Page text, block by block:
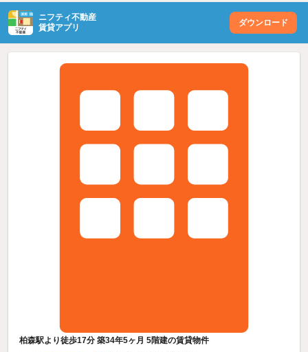
ニフティ不動産
賃貸アプリ
ダウンロード
柏森駅より徒歩17分 築34年5ヶ月 5階建の賃貸物件